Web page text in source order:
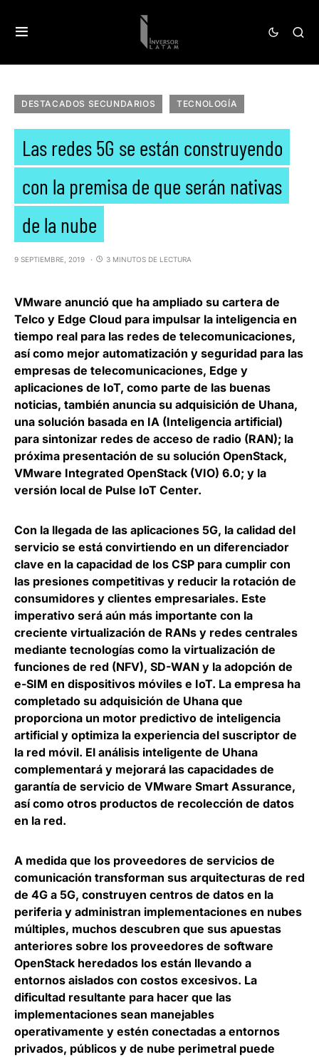
DESTACADOS SECUNDARIOS TECNOLOGÍA
Las redes 5G se están construyendo
con la premisa de que serán nativas
de la nube
9 SEPTIEMBRE, 2019 3 MINUTOS DE LECTURA
VMware anunció que ha ampliado su cartera de
Telco y Edge Cloud para impulsar la inteligencia en
tiempo real para las redes de telecomunicaciones,
así como mejor automatización y seguridad para las
empresas de telecomunicaciones, Edge y
aplicaciones de IoT, como parte de las buenas
noticias, también anuncia su adquisición de Uhana,
una solución basada en IA (Inteligencia artificial)
para sintonizar redes de acceso de radio (RAN); la
próxima presentación de su solución OpenStack,
VMware Integrated OpenStack (VIO) 6.0; y la
versión local de Pulse IoT Center.
Con la llegada de las aplicaciones 5G, la calidad del
servicio se está convirtiendo en un diferenciador
clave en la capacidad de los CSP para cumplir con
las presiones competitivas y reducir la rotación de
consumidores y clientes empresariales. Este
imperativo será aún más importante con la
creciente virtualización de RANs y redes centrales
mediante tecnologías como la virtualización de
funciones de red (NFV), SD-WAN y la adopción de
e-SIM en dispositivos móviles e IoT. La empresa ha
completado su adquisición de Uhana que
proporciona un motor predictivo de inteligencia
artificial y optimiza la experiencia del suscriptor de
la red móvil. El análisis inteligente de Uhana
complementará y mejorará las capacidades de
garantía de servicio de VMware Smart Assurance,
así como otros productos de recolección de datos
en la red.
A medida que los proveedores de servicios de
comunicación transforman sus arquitecturas de red
de 4G a 5G, construyen centros de datos en la
periferia y administran implementaciones en nubes
múltiples, muchos descubren que sus apuestas
anteriores sobre los proveedores de software
OpenStack heredados los están llevando a
entornos aislados con costos excesivos. La
dificultad resultante para hacer que las
implementaciones sean manejables
operativamente y estén conectadas a entornos
privados, públicos y de nube perimetral puede